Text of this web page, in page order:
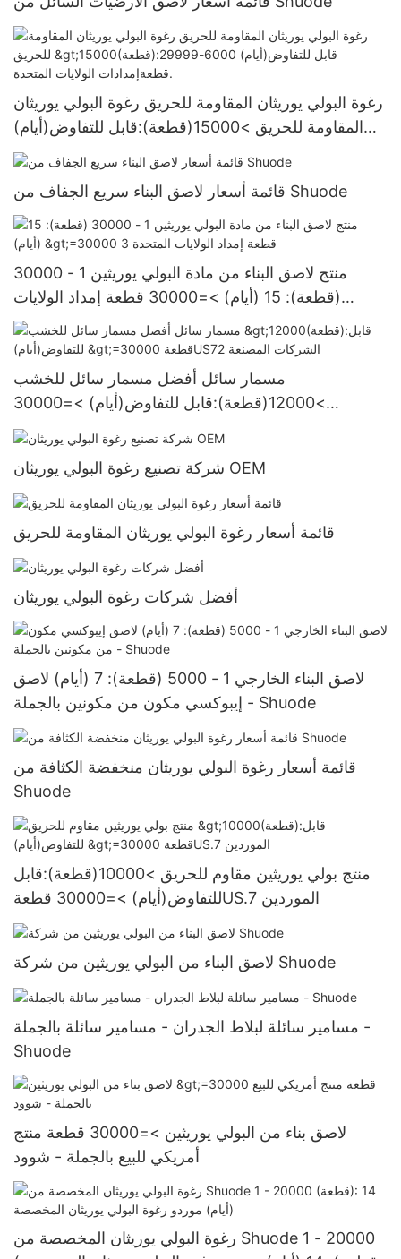
رغوة البولي يوريثان المقاومة للحريق رغوة البولي يوريثان
المقاومة للحريق >15000(قطعة):قابل للتفاوض(أيام)
قائمة أسعار لاصق البناء سريع الجفاف من Shuode
منتج لاصق البناء من مادة البولي يوريثين 1 - 30000
(قطعة): 15 (أيام) >=30000 قطعة إمداد الولايات
المتحدة 3
مسمار سائل أفضل مسمار سائل للخشب
>12000(قطعة):قابل للتفاوض(أيام) >=30000
شركة تصنيع رغوة البولي يوريثان OEM
قائمة أسعار رغوة البولي يوريثان المقاومة للحريق
أفضل شركات رغوة البولي يوريثان
لاصق البناء الخارجي 1 - 5000 (قطعة): 7 (أيام) لاصق
إيبوكسي مكون من مكونين بالجملة - Shuode
قائمة أسعار رغوة البولي يوريثان منخفضة الكثافة من
Shuode
منتج بولي يوريثين مقاوم للحريق >10000(قطعة):قابل
للتفاوض(أيام) >=30000 قطعةUS.7 الموردين
لاصق البناء من البولي يوريثين من شركة Shuode
مسامير سائلة لبلاط الجدران - مسامير سائلة بالجملة -
Shuode
لاصق بناء من البولي يوريثين >=30000 قطعة منتج
أمريكي للبيع بالجملة - شوود
رغوة البولي يوريثان المخصصة من Shuode 1 - 20000